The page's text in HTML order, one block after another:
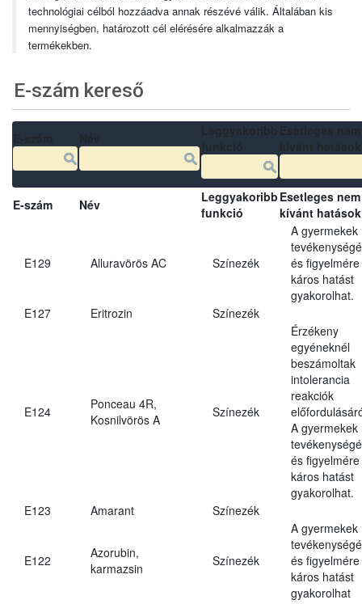
technológiai célból hozzáadva annak részévé válik. Általában kis
mennyiségben, határozott cél elérésére alkalmazzák a
termékekben.
E-szám kereső
E-szám Név
Leggyakoribb
funkció
Esetleges nem
kívánt hatások
E129 Alluravörös AC Színezék
A gyermekek
és figyelmére
káros hatást
gyakorolhat.
E127
Eritrozin Színezék
E124
Ponceau 4R,
Kosnilvörös A
Színezék
Érzékeny
egyéneknél
beszámoltak
intolerancia
reakciók
A gyermekek
és figyelmére
káros hatást
gyakorolhat.
E123
Amarant Színezék
E122
Azorubin,
karmazsin
Színezék
A gyermekek
és figyelmére
káros hatást
gyakorolhat